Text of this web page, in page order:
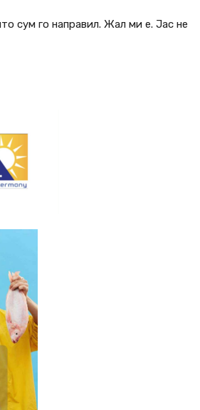
сум го направил. Жал ми е. Јас не